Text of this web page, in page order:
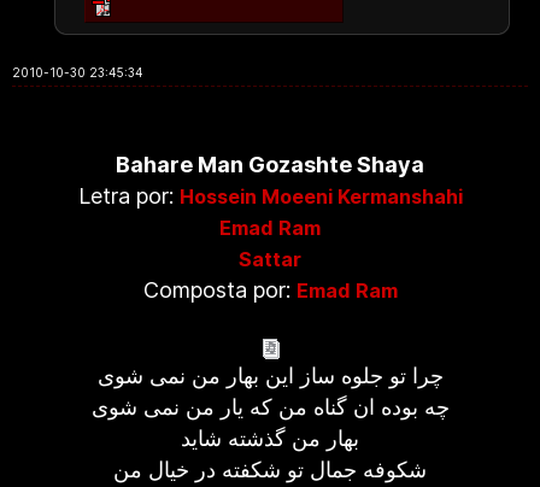
2010-10-30 23:45:34
Bahare Man Gozashte Shaya
Letra por: Hossein Moeeni Kermanshahi
Emad Ram
Sattar
Composta por: Emad Ram
چرا تو جلوه ساز این بهار من نمی شوی
چه بوده ان گناه من که یار من نمی شوی
بهار من گذشته شاید
شکوفه جمال تو شکفته در خیال من